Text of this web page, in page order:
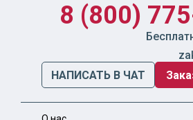
8 (800)
НАПИСАТЬ В ЧАТ